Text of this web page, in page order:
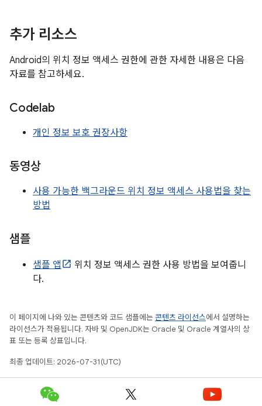
추가 리소스
Android의 위치 정보 액세스 권한에 관한 자세한 내용은 다음
자료를 참고하세요.
Codelab
개인 정보 보호 권장사항
동영상
사용 가능한 백그라운드 위치 정보 액세스 사용법을 찾는
방법
샘플
샘플 앱
위치 정보 액세스 권한 사용 방법을 보여줍니
다.
이 페이지에 나와 있는 콘텐츠와 코드 샘플에는 콘텐츠 라이선스에서 설명하는
라이선스가 적용됩니다. 자바 및 OpenJDK는 Oracle 및 Oracle 계열사의 상
표 또는 등록 상표입니다.
최종 업데이트: 2026-07-31(UTC)